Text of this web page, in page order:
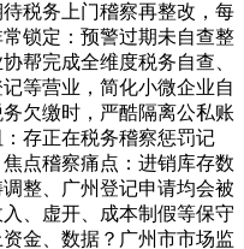
税务上门稽察再整改，每
锁定：预警过期未自查整
帮完成全维度税务自查、
等营业，简化小微企业自
欠缴时，严酷隔离公私账
存正在税务稽察惩罚记
点稽察痛点：进销库存数
整、广州登记申请均会被
、虚开、成本制假等保守
金、数据？广州市市场监